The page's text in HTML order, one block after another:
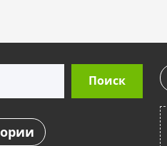
Поиск